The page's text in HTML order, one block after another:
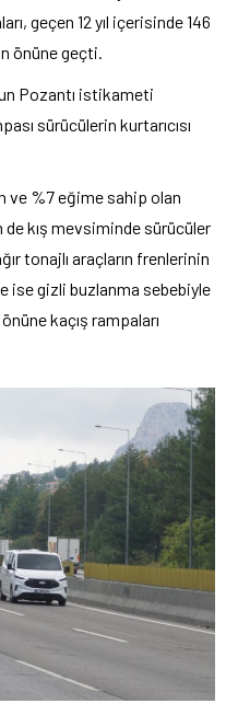
geçen 12 yıl içerisinde 146
önüne geçti.
Pozantı istikameti
sürücülerin kurtarıcısı
ve %7 eğime sahip olan
kış mevsiminde sürücüler
tonajlı araçların frenlerinin
ise gizli buzlanma sebebiyle
kaçış rampaları